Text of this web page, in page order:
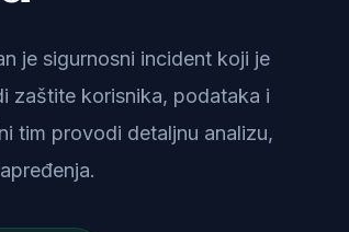
je sigurnosni incident koji je
zaštite korisnika, podataka i
tim provodi detaljnu analizu,